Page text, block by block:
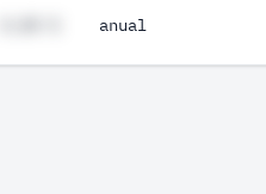
anual